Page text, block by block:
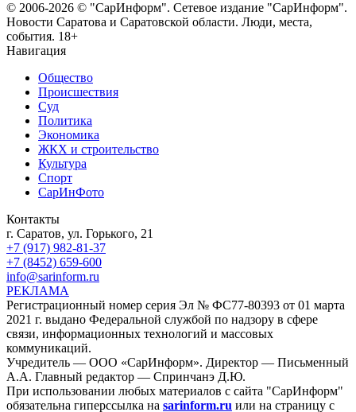
© 2006-2026 © "СарИнформ". Сетевое издание "СарИнформ".
Новости Саратова и Саратовской области. Люди, места,
события. 18+
Навигация
Общество
Происшествия
Суд
Политика
Экономика
ЖКХ и строительство
Культура
Спорт
СарИнФото
Контакты
г. Саратов, ул. Горького, 21
+7 (917) 982-81-37
+7 (8452) 659-600
info@sarinform.ru
РЕКЛАМА
Регистрационный номер серия Эл № ФС77-80393 от 01 марта
2021 г. выдано Федеральной службой по надзору в сфере
связи, информационных технологий и массовых
коммуникаций.
Учредитель — ООО «СарИнформ». Директор — Письменный
А.А. Главный редактор — Спринчанэ Д.Ю.
При использовании любых материалов с сайта "СарИнформ"
обязательна гиперссылка на sarinform.ru или на страницу с